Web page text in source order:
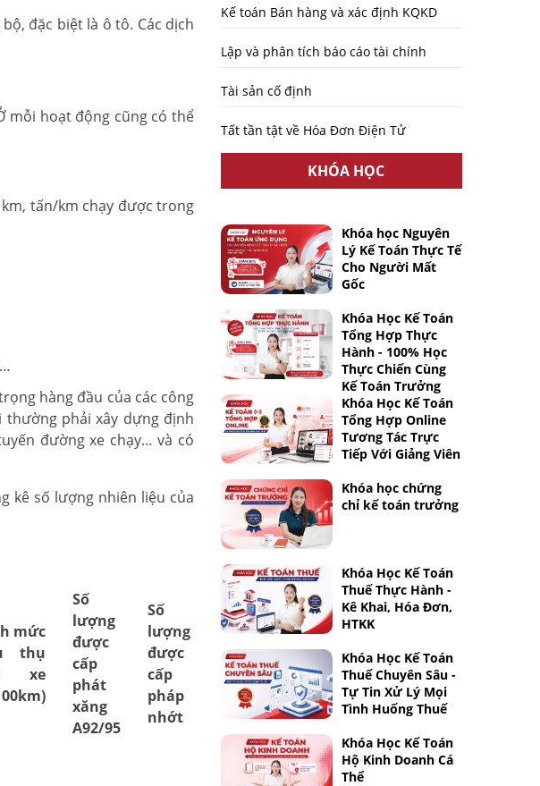
đặc biệt là ô tô. Các dịch
mỗi hoạt động cũng có thể
tấn/km chạy được trong
hàng đầu của các công
phải xây dựng định
đường xe chạy… và có
kê số lượng nhiên liệu của
mức
thụ
xe
Số
lượng
được
cấp
phát
xăng
A92/95
Số
lượng
được
cấp
pháp
nhớt
Kế toán Bán hàng và xác định KQKD
Lập và phân tích báo cáo tài chính
Tài sản cố định
Tất tần tật về Hóa Đơn Điện Tử
KHÓA HỌC
Khóa học Nguyên
Lý Kế Toán Thực Tế
Cho Người Mất
Gốc
Khóa Học Kế Toán
Tổng Hợp Thực
Hành - 100% Học
Thực Chiến Cùng
Kế Toán Trưởng
Khóa Học Kế Toán
Tổng Hợp Online
Tương Tác Trực
Tiếp Với Giảng Viên
Khóa học chứng
chỉ kế toán trưởng
Khóa Học Kế Toán
Thuế Thực Hành -
Kê Khai, Hóa Đơn,
HTKK
Khóa Học Kế Toán
Thuế Chuyên Sâu -
Tự Tin Xử Lý Mọi
Tình Huống Thuế
Khóa Học Kế Toán
Hộ Kinh Doanh Cá
Thể